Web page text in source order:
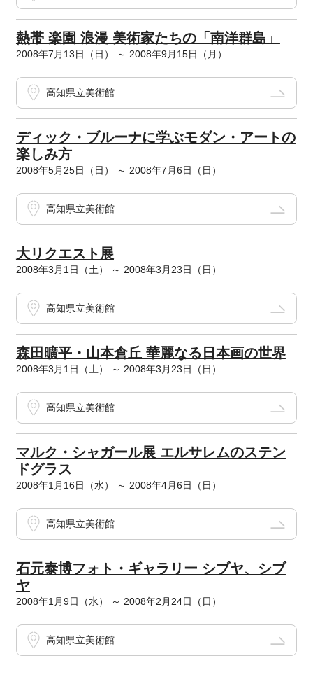
熱帯 楽園 浪漫 美術家たちの「南洋群島」
2008年7月13日（日） ～ 2008年9月15日（月）
高知県立美術館
ディック・ブルーナに学ぶモダン・アートの
楽しみ方
2008年5月25日（日） ～ 2008年7月6日（日）
高知県立美術館
大リクエスト展
2008年3月1日（土） ～ 2008年3月23日（日）
高知県立美術館
森田曠平・山本倉丘 華麗なる日本画の世界
2008年3月1日（土） ～ 2008年3月23日（日）
高知県立美術館
マルク・シャガール展 エルサレムのステン
ドグラス
2008年1月16日（水） ～ 2008年4月6日（日）
高知県立美術館
石元泰博フォト・ギャラリー シブヤ、シブ
ヤ
2008年1月9日（水） ～ 2008年2月24日（日）
高知県立美術館